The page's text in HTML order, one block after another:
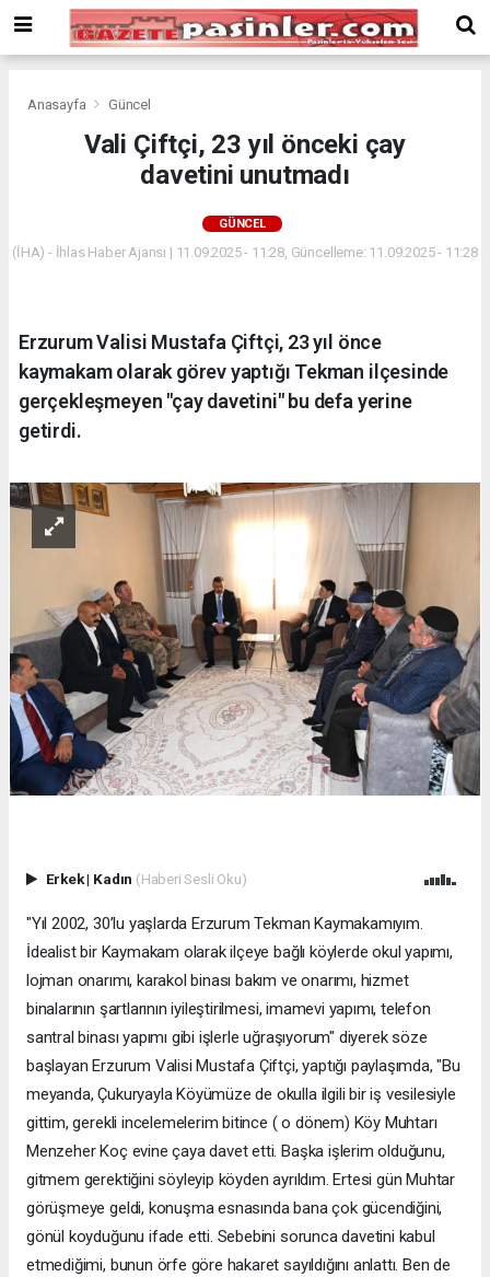
Bonusu
Veren
deneme
siteler
Veren
Anasayfa Güncel
Vali Çiftçi, 23 yıl önceki çay
davetini unutmadı
GÜNCEL
(İHA) - İhlas Haber Ajansı | 11.09.2025 - 11:28, Güncelleme: 11.09.2025 - 11:28
Erzurum Valisi Mustafa Çiftçi, 23 yıl önce
kaymakam olarak görev yaptığı Tekman ilçesinde
gerçekleşmeyen "çay davetini" bu defa yerine
getirdi.
Erkek| Kadın (Haberi Sesli Oku)
"Yıl 2002, 30’lu yaşlarda Erzurum Tekman Kaymakamıyım.
İdealist bir Kaymakam olarak ilçeye bağlı köylerde okul yapımı,
lojman onarımı, karakol binası bakım ve onarımı, hizmet
binalarının şartlarının iyileştirilmesi, imamevi yapımı, telefon
santral binası yapımı gibi işlerle uğraşıyorum" diyerek söze
başlayan Erzurum Valisi Mustafa Çiftçi, yaptığı paylaşımda, "Bu
meyanda, Çukuryayla Köyümüze de okulla ilgili bir iş vesilesiyle
gittim, gerekli incelemelerim bitince ( o dönem) Köy Muhtarı
Menzeher Koç evine çaya davet etti. Başka işlerim olduğunu,
gitmem gerektiğini söyleyip köyden ayrıldım. Ertesi gün Muhtar
görüşmeye geldi, konuşma esnasında bana çok gücendiğini,
gönül koyduğunu ifade etti. Sebebini sorunca davetini kabul
etmediğimi, bunun örfe göre hakaret sayıldığını anlattı. Ben de